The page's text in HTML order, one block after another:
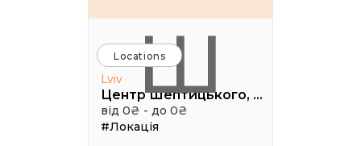
Ш
Locations
Lviv
Центр Шептицького, 1 поверх, паркова аудиторія
від 0₴ - до 0₴
#Локація